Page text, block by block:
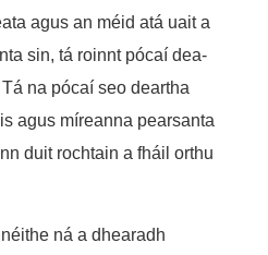
agus an méid atá uait a
sin, tá roinnt pócaí dea-
na pócaí seo deartha
agus míreanna pearsanta
duit rochtain a fháil orthu
ná a dhearadh